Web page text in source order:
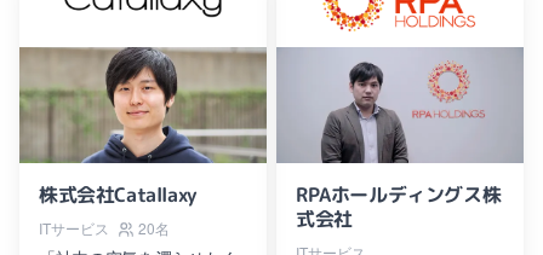
株式会社Catallaxy
ITサービス 20名
RPAホールディングス株
式会社